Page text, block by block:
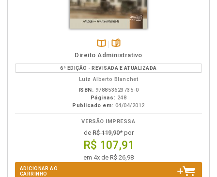
Disponível
na
B.V.
páginas
Direito Administrativo
6ª EDIÇÃO - REVISADA E ATUALIZADA
Luiz Alberto Blanchet
ISBN: 978853623735-0
Páginas: 248
Publicado em: 04/04/2012
VERSÃO IMPRESSA
deR$ 119,90* por
R$ 107,91
em 4x de R$ 26,98
ADICIONAR AO
CARRINHO